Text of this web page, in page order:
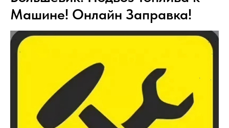
Машине! Онлайн Заправка!